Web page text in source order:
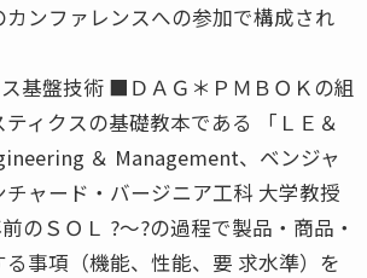
カンファレンスへの参加で構成され
基盤技術 ■ＤＡＧ＊ＰＭＢＯＫの組
ィクスの基礎教本である 「ＬＥ＆
＆ Management、ベンジャ
ャード・バージニア工科 大学教授
のＳＯＬ ?〜?の過程で製品・商品・
事項（機能、性能、要 求水準）を